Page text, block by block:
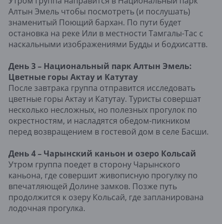
Алтын Эмель чтобы посмотреть (и послушать)
знаменитый Поющий бархан. По пути будет
остановка на реке Или в местности Тамгалы-Тас с
наскальными изображениями Будды и бодхисаттв.
День 3 – Национальный парк Алтын Эмель:
Цветные горы Актау и Катутау
После завтрака группа отправится исследовать
цветные горы Актау и Катутау. Туристы совершат
несколько несложных, но полезных прогулок по
окрестностям, и насладятся обедом-пикником
перед возвращением в гостевой дом в селе Басши.
День 4 – Чарынский каньон и озеро Кольсай
Утром группа поедет в сторону Чарынского
каньона, где совершит живописную прогулку по
впечатляющей Долине замков. Позже путь
продолжится к озеру Кольсай, где запланирована
лодочная прогулка.